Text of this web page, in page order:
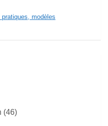
modèles
(46)